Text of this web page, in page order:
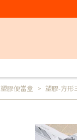
塑膠便當盒 塑膠-方形